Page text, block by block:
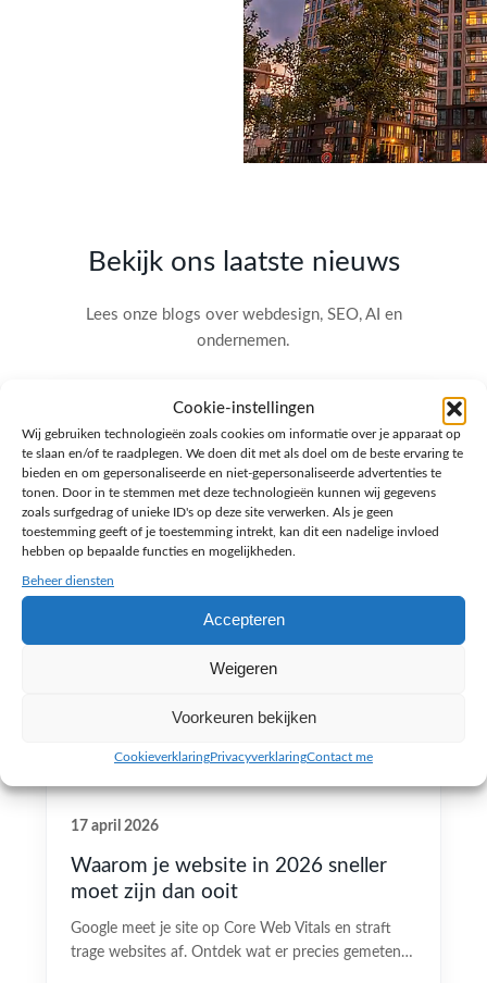
Cookie-instellingen
Wij gebruiken technologieën zoals cookies om informatie over je apparaat op
te slaan en/of te raadplegen. We doen dit met als doel om de beste ervaring te
bieden en om gepersonaliseerde en niet-gepersonaliseerde advertenties te
tonen. Door in te stemmen met deze technologieën kunnen wij gegevens
zoals surfgedrag of unieke ID's op deze site verwerken. Als je geen
toestemming geeft of je toestemming intrekt, kan dit een nadelige invloed
hebben op bepaalde functies en mogelijkheden.
Beheer diensten
Accepteren
Weigeren
Voorkeuren bekijken
CookieverklaringPrivacyverklaringContact me
Bekijk ons laatste nieuws
Lees onze blogs over webdesign, SEO, AI en
ondernemen.
17 april 2026
Waarom je website in 2026 sneller
moet zijn dan ooit
Google meet je site op Core Web Vitals en straft
trage websites af. Ontdek wat er precies gemeten…